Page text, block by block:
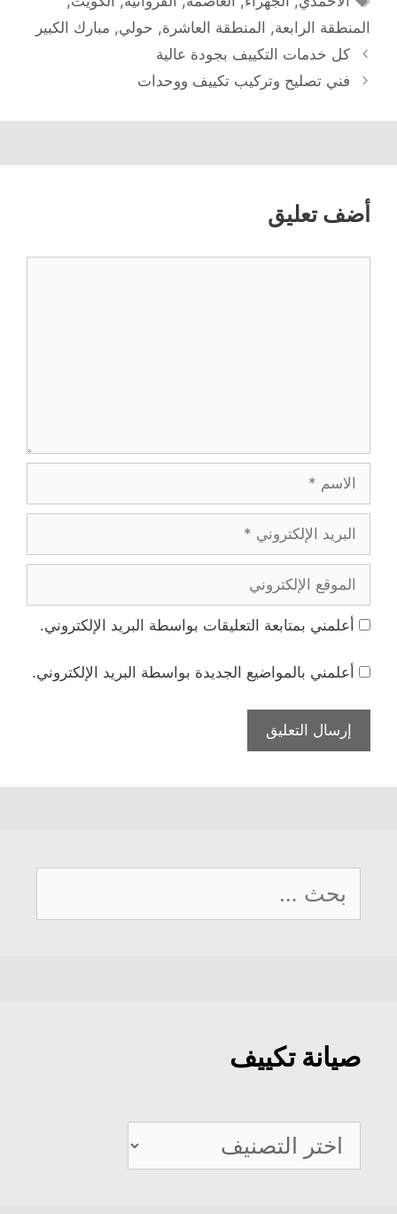
المنطقة الرابعة, المنطقة العاشرة, حولي, مبارك الكبير
كل خدمات التكييف بجودة عالية
فني تصليح وتركيب تكييف ووحدات
أضف تعليق
الإلكتروني
الإلكتروني
أعلمني بمتابعة التعليقات بواسطة البريد الإلكتروني.
أعلمني بالمواضيع الجديدة بواسطة البريد الإلكتروني.
عن:
صيانة تكييف
صيانة
تكييف